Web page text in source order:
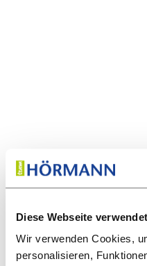
Diese Webseite
Wir verwenden Cookies,
personalisieren,